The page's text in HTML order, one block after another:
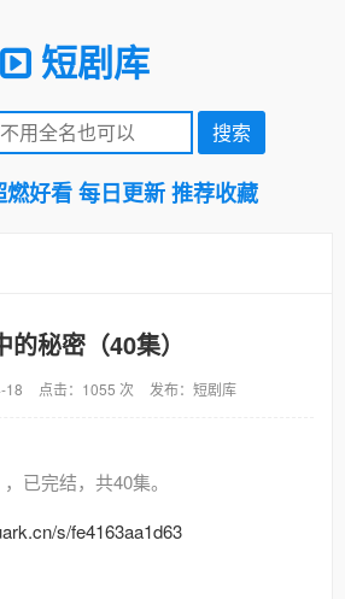
短剧库
好看 每日更新 推荐收藏
的秘密（40集）
18 点击：1055 次 发布：短剧库
已完结，共40集。
s/fe4163aa1d63